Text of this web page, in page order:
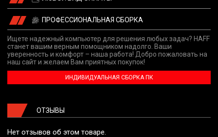
ПРОФЕССИОНАЛЬНАЯ СБОРКА
Ищете надежный компьютер для решения любых задач? HAFF
станет вашим верным помощником надолго. Ваши
уверенность и комфорт – наша работа! Добро пожаловать на
наш сайт и желаем Вам приятных покупок!
ИНДИВИДУАЛЬНАЯ СБОРКА ПК
ОТЗЫВЫ
Нет отзывов об этом товаре.